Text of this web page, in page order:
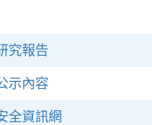
究報告
示內容
全資訊網